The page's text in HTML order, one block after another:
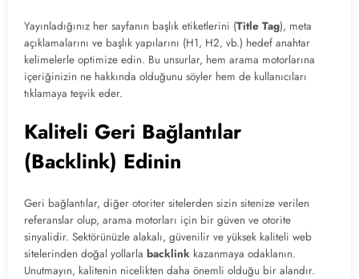
Yayınladığınız her sayfanın başlık etiketlerini (Title Tag), meta
açıklamalarını ve başlık yapılarını (H1, H2, vb.) hedef anahtar
kelimelerle optimize edin. Bu unsurlar, hem arama motorlarına
içeriğinizin ne hakkında olduğunu söyler hem de kullanıcıları
tıklamaya teşvik eder.
Kaliteli Geri Bağlantılar
(Backlink) Edinin
Geri bağlantılar, diğer otoriter sitelerden sizin sitenize verilen
referanslar olup, arama motorları için bir güven ve otorite
sinyalidir. Sektörünüzle alakalı, güvenilir ve yüksek kaliteli web
sitelerinden doğal yollarla backlink kazanmaya odaklanın.
Unutmayın, kalitenin nicelikten daha önemli olduğu bir alandır.